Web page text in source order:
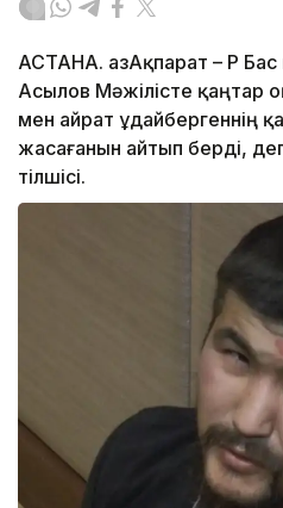
АСТАНА. ҚазАқпарат – ҚР
Асылов Мәжілісте қаңтар
мен Қайрат Құдайбергеннің
жасағанын айтып берді,
тілшісі.